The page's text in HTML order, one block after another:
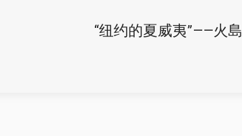
“纽约的夏威夷”——火島